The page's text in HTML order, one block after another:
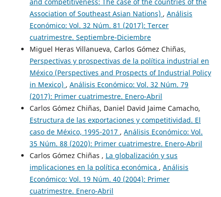
Association of Southeast Asian Nations) , Análisis
Económico: Vol. 32 Núm. 81 (2017): Tercer
cuatrimestre. Septiembre-Diciembre
Miguel Heras Villanueva, Carlos Gómez Chiñas,
Perspectivas y prospectivas de la política industrial en
México (Perspectives and Prospects of Industrial Policy
in Mexico) , Análisis Económico: Vol. 32 Núm. 79
(2017): Primer cuatrimestre. Enero-Abril
Carlos Gómez Chiñas, Daniel David Jaime Camacho,
Estructura de las exportaciones y competitividad. El
caso de México, 1995-2017 , Análisis Económico: Vol.
35 Núm. 88 (2020): Primer cuatrimestre. Enero-Abril
Carlos Gómez Chiñas , La globalización y sus
implicaciones en la política económica , Análisis
Económico: Vol. 19 Núm. 40 (2004): Primer
cuatrimestre. Enero-Abril